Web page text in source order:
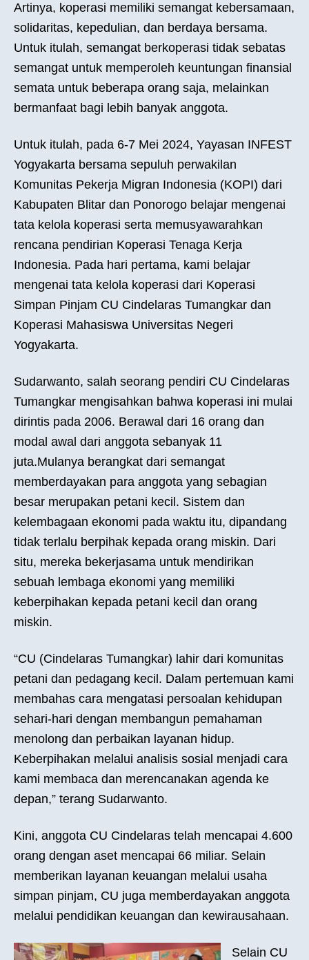
Artinya, koperasi memiliki semangat kebersamaan,
solidaritas, kepedulian, dan berdaya bersama.
Untuk itulah, semangat berkoperasi tidak sebatas
semangat untuk memperoleh keuntungan finansial
semata untuk beberapa orang saja, melainkan
bermanfaat bagi lebih banyak anggota.
Untuk itulah, pada 6-7 Mei 2024, Yayasan INFEST
Yogyakarta bersama sepuluh perwakilan
Komunitas Pekerja Migran Indonesia (KOPI) dari
Kabupaten Blitar dan Ponorogo belajar mengenai
tata kelola koperasi serta memusyawarahkan
rencana pendirian Koperasi Tenaga Kerja
Indonesia. Pada hari pertama, kami belajar
mengenai tata kelola koperasi dari Koperasi
Simpan Pinjam CU Cindelaras Tumangkar dan
Koperasi Mahasiswa Universitas Negeri
Yogyakarta.
Sudarwanto, salah seorang pendiri CU Cindelaras
Tumangkar mengisahkan bahwa koperasi ini mulai
dirintis pada 2006. Berawal dari 16 orang dan
modal awal dari anggota sebanyak 11
juta.Mulanya berangkat dari semangat
memberdayakan para anggota yang sebagian
besar merupakan petani kecil. Sistem dan
kelembagaan ekonomi pada waktu itu, dipandang
tidak terlalu berpihak kepada orang miskin. Dari
situ, mereka bekerjasama untuk mendirikan
sebuah lembaga ekonomi yang memiliki
keberpihakan kepada petani kecil dan orang
miskin.
“CU (Cindelaras Tumangkar) lahir dari komunitas
petani dan pedagang kecil. Dalam pertemuan kami
membahas cara mengatasi persoalan kehidupan
sehari-hari dengan membangun pemahaman
menolong dan perbaikan layanan hidup.
Keberpihakan melalui analisis sosial menjadi cara
kami membaca dan merencanakan agenda ke
depan,” terang Sudarwanto.
Kini, anggota CU Cindelaras telah mencapai 4.600
orang dengan aset mencapai 66 miliar. Selain
memberikan layanan keuangan melalui usaha
simpan pinjam, CU juga memberdayakan anggota
melalui pendidikan keuangan dan kewirausahaan.
Selain CU